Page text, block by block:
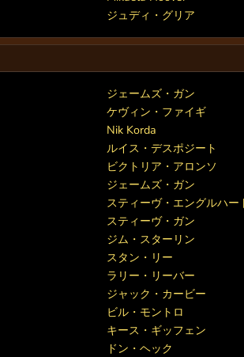
ジュディ・グリア
ジェームズ・ガン
ケヴィン・ファイギ
Nik Korda
ルイス・デスポジート
ビクトリア・アロンソ
ジェームズ・ガン
スティーヴ・エングルハー
スティーヴ・ガン
ジム・スターリン
スタン・リー
ラリー・リーバー
ジャック・カービー
ビル・モントロ
キース・ギッフェン
ドン・ヘック